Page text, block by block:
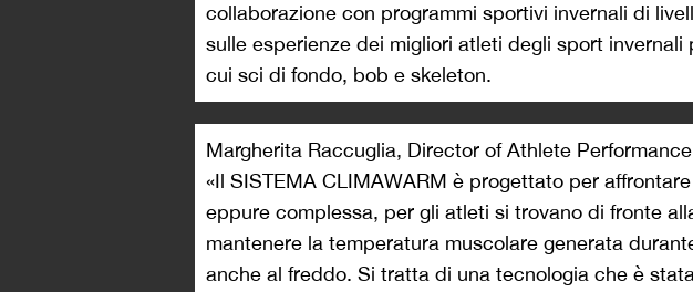
collaborazione con programmi sportivi invernali di
sulle esperienze dei migliori atleti degli sport invernali
cui sci di fondo, bob e skeleton.
Margherita Raccuglia, Director of Athlete
«Il SISTEMA CLIMAWARM è progettato per
eppure complessa, per gli atleti si trovano di fronte
mantenere la temperatura muscolare generata
anche al freddo. Si tratta di una tecnologia che è